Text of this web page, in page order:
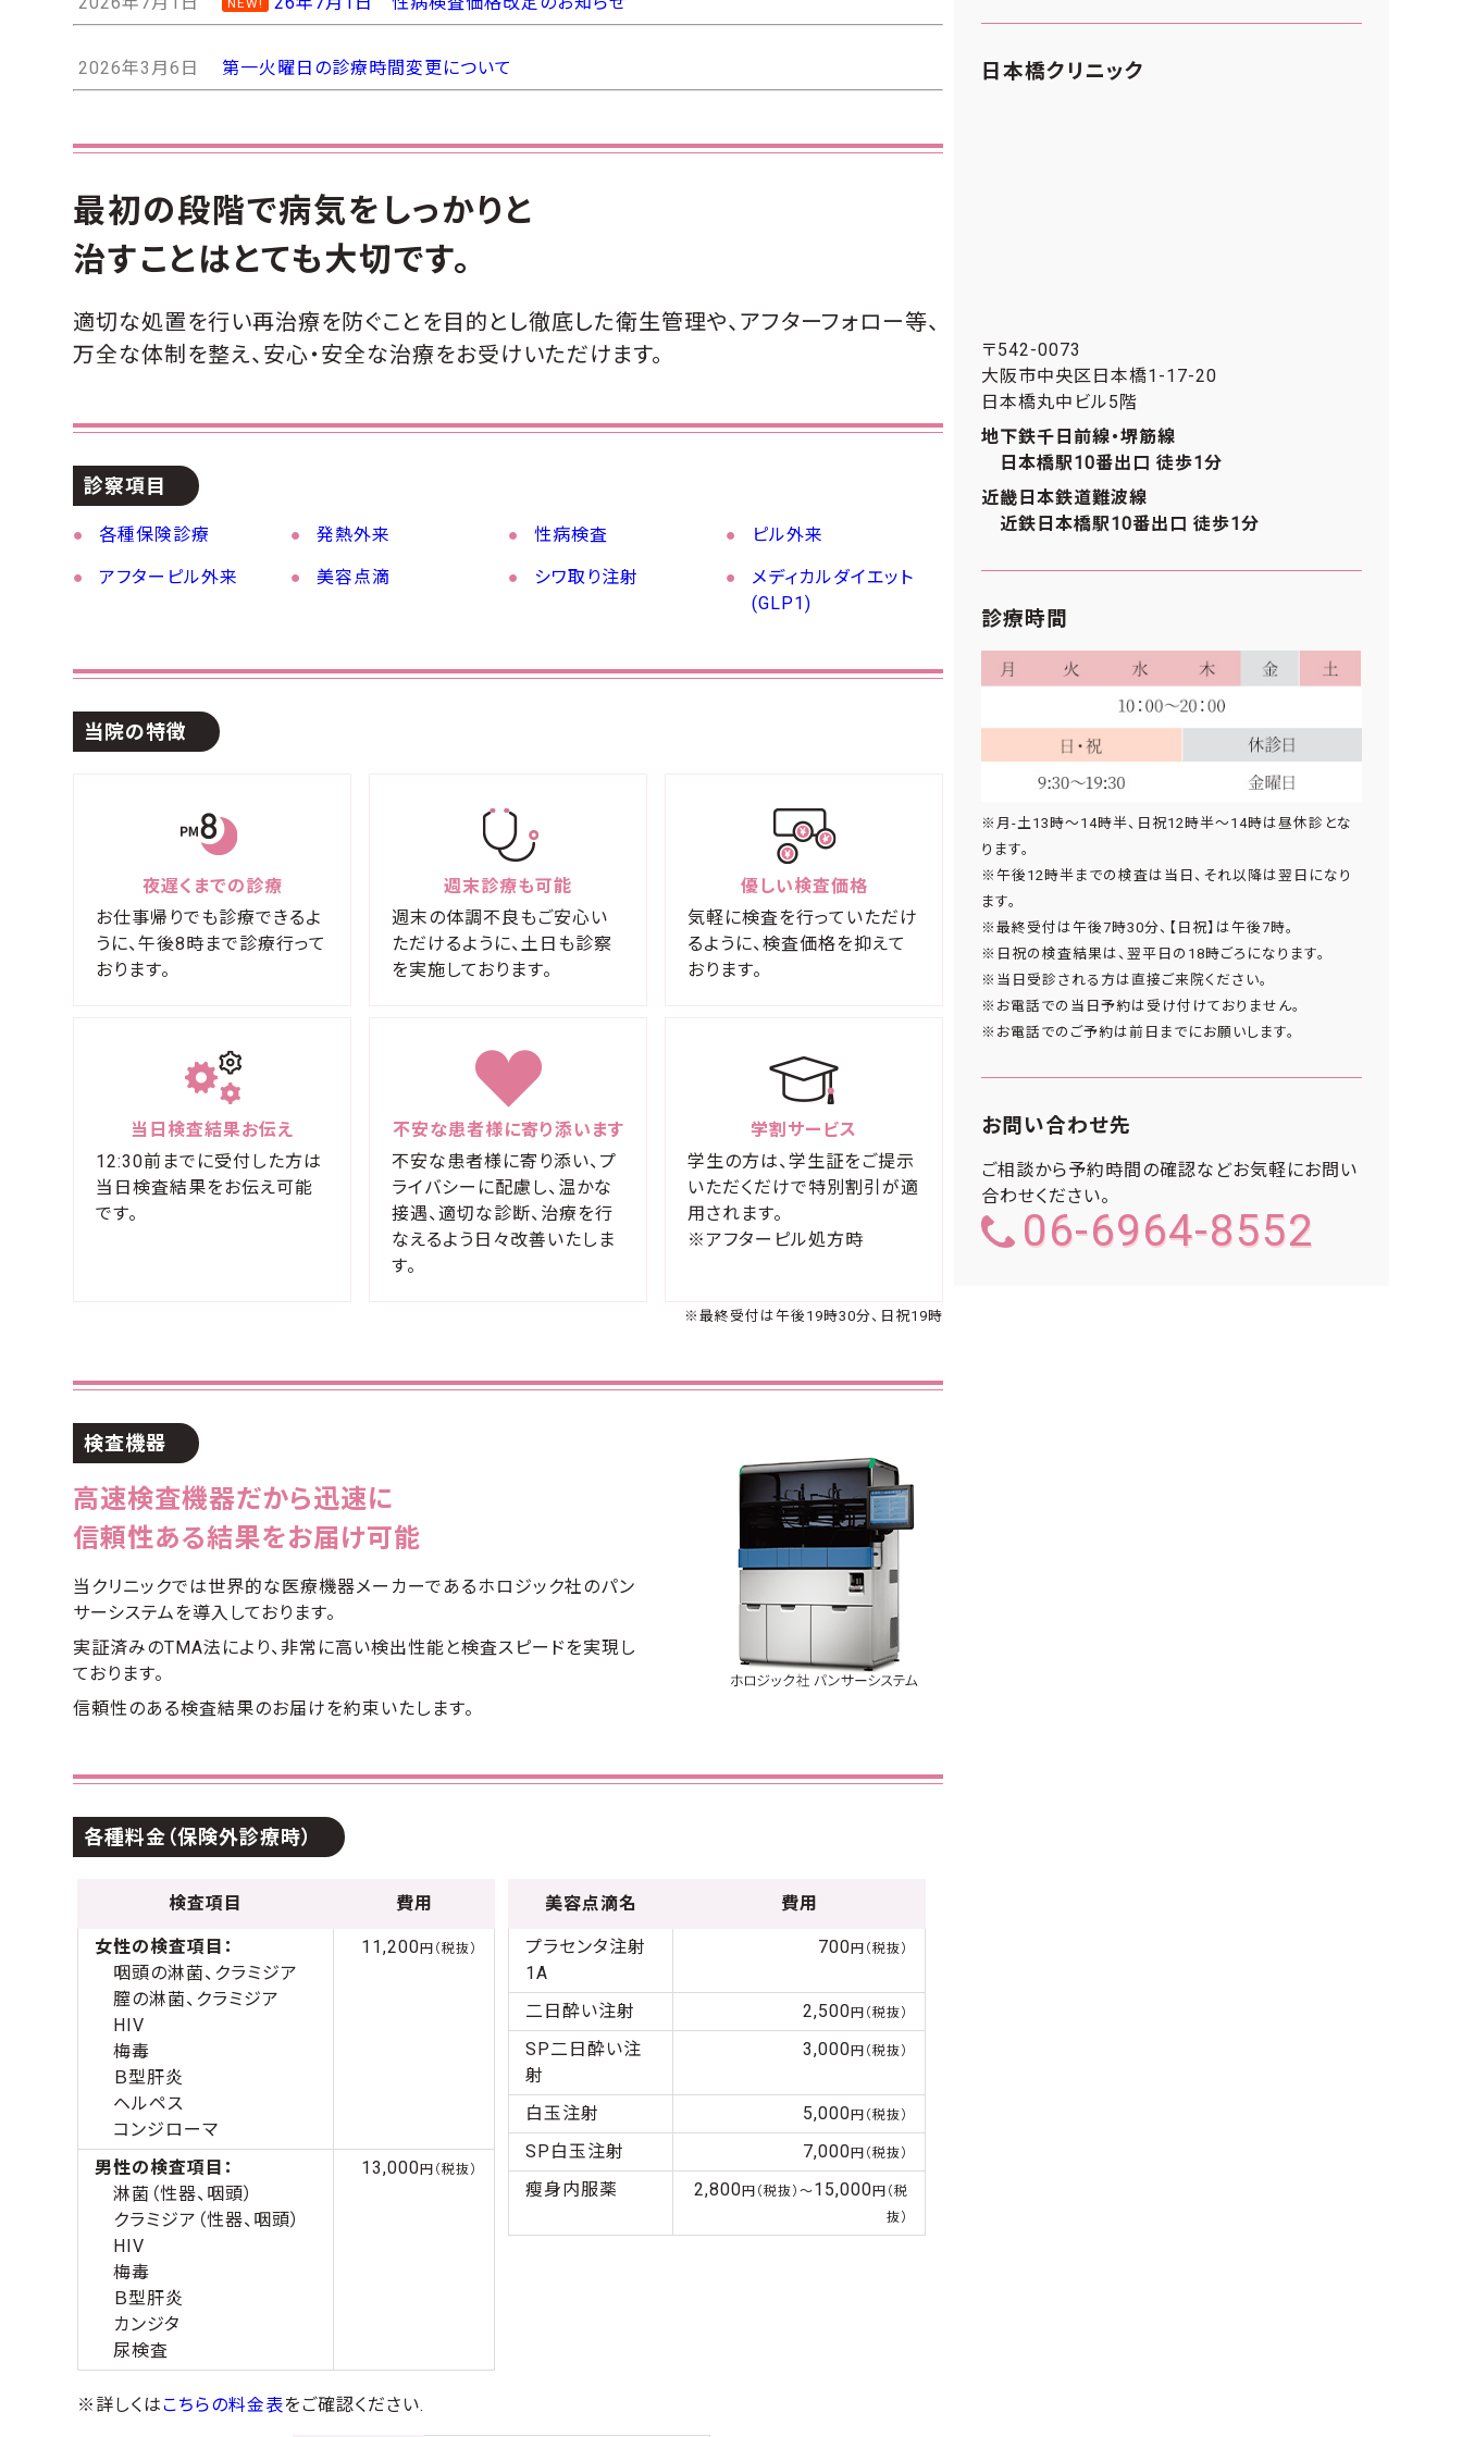
NEW!
2026年3月6日 第一火曜日の診療時間変更について
最初の段階で病気をしっかりと
治すことはとても大切です。
適切な処置を行い再治療を防ぐことを目的とし徹底した衛生管理や、アフターフォロー等、
万全な体制を整え、安心・安全な治療をお受けいただけます。
診察項目
各種保険診療 発熱外来 性病検査 ピル外来
アフターピル外来 美容点滴 シワ取り注射
メディカルダイエット
(GLP1)
当院の特徴
夜遅くまでの診療
お仕事帰りでも診療できるよ
うに、午後8時まで診療行って
おります。
週末診療も可能
週末の体調不良もご安心い
ただけるように、土日も診察
を実施しております。
優しい検査価格
気軽に検査を行っていただけ
るように、検査価格を抑えて
おります。
当日検査結果お伝え
12:30前までに受付した方は
当日検査結果をお伝え可能
です。
不安な患者様に寄り添います
不安な患者様に寄り添い、プ
ライバシーに配慮し、温かな
接遇、適切な診断、治療を行
なえるよう日々改善いたしま
す。
学割サービス
学生の方は、学生証をご提示
いただくだけで特別割引が適
用されます。
※アフターピル処方時
※最終受付は午後19時30分、日祝19時
検査機器
高速検査機器だから迅速に
信頼性ある結果をお届け可能
当クリニックでは世界的な医療機器メーカーであるホロジック社のパン
サーシステムを導入しております。
実証済みのTMA法により、非常に高い検出性能と検査スピードを実現し
ております。
信頼性のある検査結果のお届けを約束いたします。
各種料金（保険外診療時）
検査項目 費用
女性の検査項目：
咽頭の淋菌、クラミジア
膣の淋菌、クラミジア
HIV
梅毒
Ｂ型肝炎
ヘルペス
コンジローマ
11,200円（税抜）
男性の検査項目：
淋菌（性器、咽頭）
クラミジア（性器、咽頭）
HIV
梅毒
Ｂ型肝炎
カンジタ
尿検査
13,000円（税抜）
※詳しくはこちらの料金表をご確認ください.
美容点滴名 費用
プラセンタ注射
1A
700円（税抜）
二日酔い注射 2,500円（税抜）
SP二日酔い注
射
3,000円（税抜）
白玉注射 5,000円（税抜）
SP白玉注射 7,000円（税抜）
瘦身内服薬 2,800円（税抜）〜15,000円（税
抜）
日本橋クリニック
〒542-0073
大阪市中央区日本橋1-17-20
日本橋丸中ビル5階
地下鉄千日前線・堺筋線
日本橋駅10番出口 徒歩1分
近畿日本鉄道難波線
近鉄日本橋駅10番出口 徒歩1分
診療時間
※月-土13時〜14時半、日祝12時半〜14時は昼休診とな
ります。
※午後12時半までの検査は当日、それ以降は翌日になり
ます。
※最終受付は午後7時30分、【日祝】は午後7時。
※日祝の検査結果は、翌平日の18時ごろになります。
※当日受診される方は直接ご来院ください。
※お電話での当日予約は受け付けておりません。
※お電話でのご予約は前日までにお願いします。
お問い合わせ先
ご相談から予約時間の確認などお気軽にお問い
合わせください。
06-6964-8552